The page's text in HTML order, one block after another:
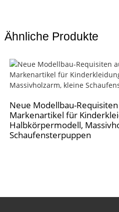
Ähnliche Produkte
Neue Modellbau-
Markenartikel für
Halbkörpermodell,
Schaufensterpuppen